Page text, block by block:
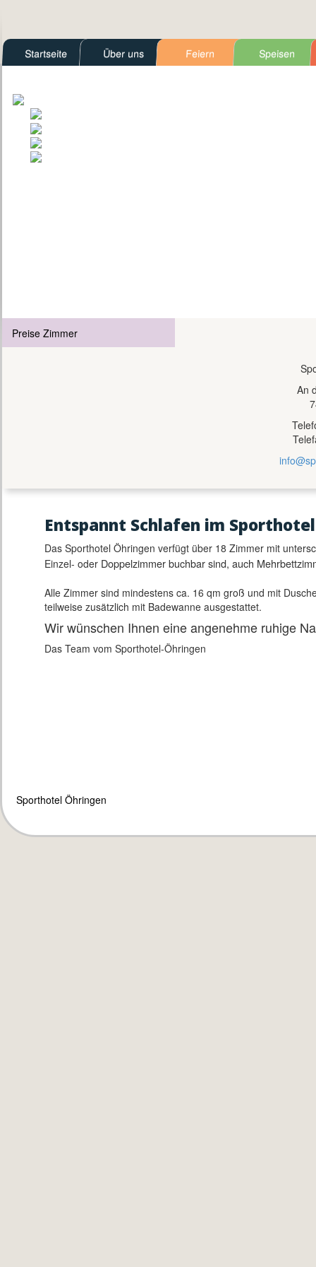
Startseite Über uns Feiern Speisen
Preise Zimmer
An
Entspannt Schlafen im Sporthotel
Das Sporthotel Öhringen verfügt über 18 Zimmer mit
Einzel- oder Doppelzimmer buchbar sind, auch
Alle Zimmer sind mindestens ca. 16 qm groß und mit
teilweise zusätzlich mit Badewanne ausgestattet.
Wir wünschen Ihnen eine angenehme ruhige
Das Team vom Sporthotel-Öhringen
Sporthotel Öhringen